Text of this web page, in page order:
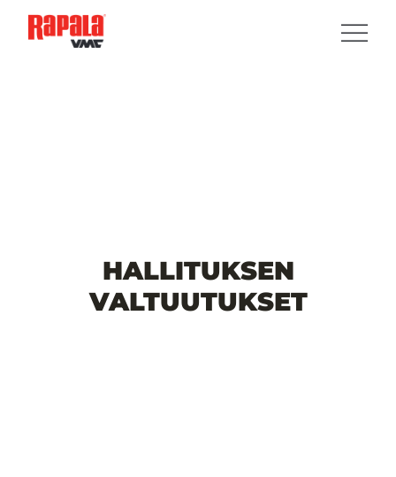
HALLITUKSEN
VALTUUTUKSET